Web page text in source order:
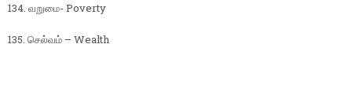
134. வறுமை- Poverty
135. செல்வம் – Wealth